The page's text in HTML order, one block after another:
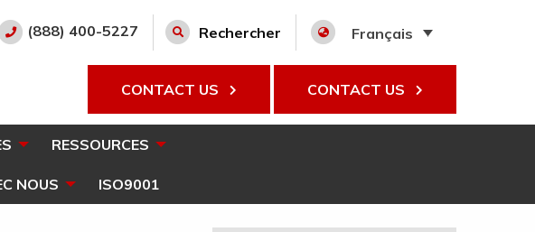
(888) 400-5227 Rechercher Français
CONTACT US CONTACT US
RESSOURCES
NOUS ISO9001